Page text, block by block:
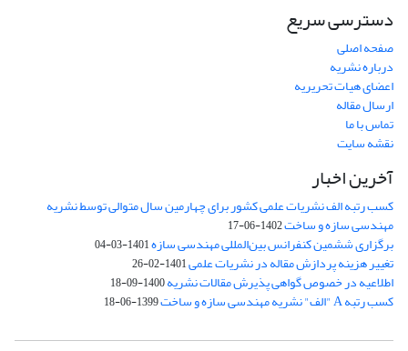
دسترسی سریع
صفحه اصلی
درباره نشریه
اعضای هیات تحریریه
ارسال مقاله
تماس با ما
نقشه سایت
آخرین اخبار
کسب رتبه الف نشریات علمی کشور برای چهارمین سال متوالی توسط نشریه
مهندسی سازه و ساخت1402-06-17
برگزاری ششمین کنفرانس بین‌المللی مهندسی سازه1401-03-04
تغییر هزینه پردازش مقاله در نشریات علمی1401-02-26
اطلاعیه در خصوص گواهی پذیرش مقالات نشریه1400-09-18
کسب رتبه A "الف" نشریه مهندسی سازه و ساخت 1399-06-18